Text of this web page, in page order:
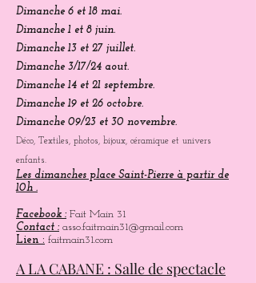
Dimanche 6 et 18 mai.
Dimanche 1 et 8 juin.
Dimanche 13 et 27 juillet.
Dimanche 3/17/24 aout.
Dimanche 14 et 21 septembre.
Dimanche 19 et 26 octobre.
Dimanche 09/23 et 30 novembre.
Déco, Textiles, photos, bijoux, céramique et univers
enfants.
Les dimanches place Saint-Pierre à partir de
10h .
Facebook : Fait Main 31
Contact : asso.faitmain31@gmail.com
Lien : faitmain31.com
A LA CABANE : Salle de spectacle